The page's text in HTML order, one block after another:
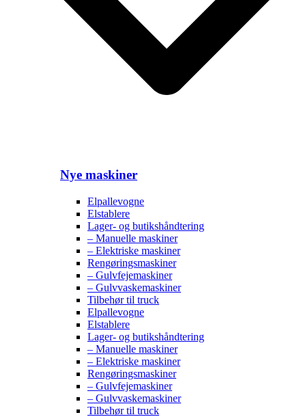
Nye maskiner
Elpallevogne
Elstablere
Lager- og butikshåndtering
– Manuelle maskiner
– Elektriske maskiner
Rengøringsmaskiner
– Gulvfejemaskiner
– Gulvvaskemaskiner
Tilbehør til truck
Elpallevogne
Elstablere
Lager- og butikshåndtering
– Manuelle maskiner
– Elektriske maskiner
Rengøringsmaskiner
– Gulvfejemaskiner
– Gulvvaskemaskiner
Tilbehør til truck